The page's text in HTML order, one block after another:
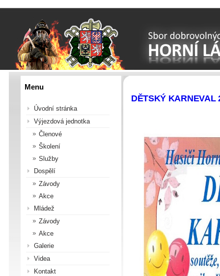
DĚTSKÝ KARNEVAL
Menu
Úvodní stránka
Výjezdová jednotka
Členové
Školení
Služby
Dospělí
Závody
Akce
Mládež
Závody
Akce
Galerie
Videa
Kontakt